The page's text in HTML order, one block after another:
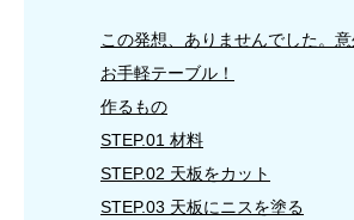
この発想、ありませんでした。
お手軽テーブル！
作るもの
STEP.01 材料
STEP.02 天板をカット
STEP.03 天板にニスを塗る